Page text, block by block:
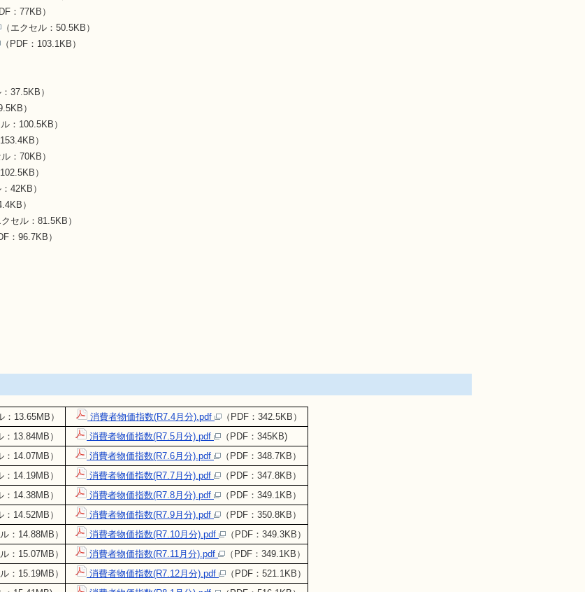
：77KB）
（エクセル：50.5KB）
（PDF：103.1KB）
37.5KB）
）
：100.5KB）
）
ル：70KB）
）
42KB）
）
クセル：81.5KB）
：96.7KB）
：13.65MB） 消費者物価指数(R7.4月分).pdf
（PDF：342.5KB）
：13.84MB） 消費者物価指数(R7.5月分).pdf
（PDF：345KB)
：14.07MB） 消費者物価指数(R7.6月分).pdf
（PDF：348.7KB）
：14.19MB） 消費者物価指数(R7.7月分).pdf
（PDF：347.8KB）
：14.38MB） 消費者物価指数(R7.8月分).pdf
（PDF：349.1KB）
：14.52MB） 消費者物価指数(R7.9月分).pdf
（PDF：350.8KB）
：14.88MB） 消費者物価指数(R7.10月分).pdf
（PDF：349.3KB）
：15.07MB） 消費者物価指数(R7.11月分).pdf
（PDF：349.1KB）
：15.19MB） 消費者物価指数(R7.12月分).pdf
（PDF：521.1KB）